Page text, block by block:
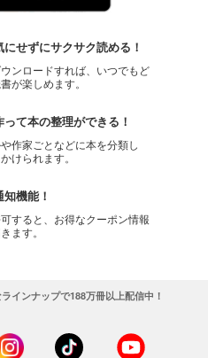
せずにサクサク読める！
ンロードすれば、いつでもど
が楽しめます。
て本の整理ができる！
作家ごとなどに本を分類し
けられます。
機能！
すると、お得なクーポン情報
ます。
インナップで188万冊以上配信中！